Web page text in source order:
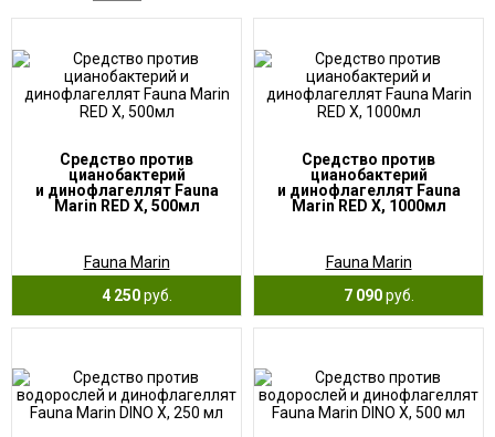
Средство против
цианобактерий
и динофлагеллят Fauna
Marin RED X, 500мл
Fauna Marin
4 250руб.
Средство против
цианобактерий
и динофлагеллят Fauna
Marin RED X, 1000мл
Fauna Marin
7 090руб.